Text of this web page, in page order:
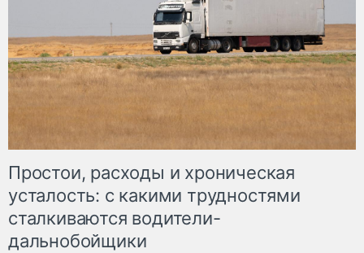
Простои, расходы и хроническая
усталость: с какими трудностями
сталкиваются водители-
дальнобойщики